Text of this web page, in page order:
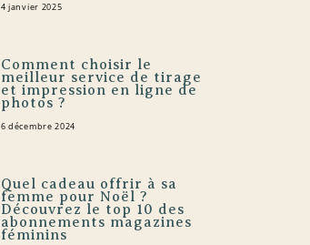
4 janvier 2025
Comment choisir le
meilleur service de tirage
et impression en ligne de
photos ?
6 décembre 2024
Quel cadeau offrir à sa
femme pour Noël ?
Découvrez le top 10 des
abonnements magazines
féminins